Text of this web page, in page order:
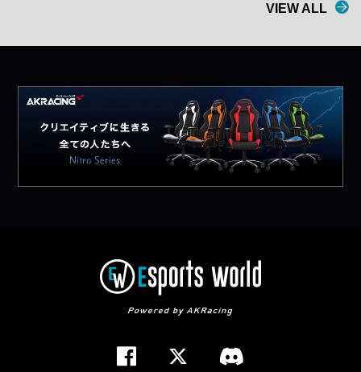
VIEW ALL